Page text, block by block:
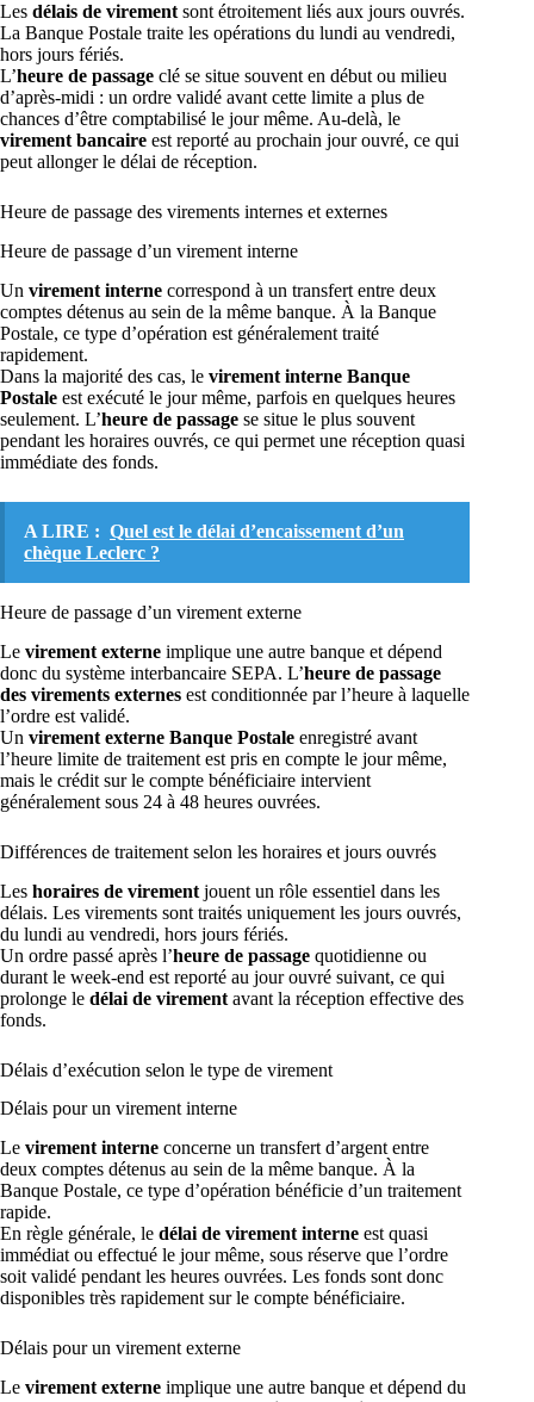
Les délais de virementsont étroitement liés aux jours ouvrés.
La Banque Postale traite les opérations du lundi au vendredi,
hors jours fériés.
L’heure de passage clé se situe souvent en début ou milieu
d’après-midi : un ordre validé avant cette limite a plus de
chances d’être comptabilisé le jour même. Au-delà, le
virement bancaire est reporté au prochain jour ouvré, ce qui
peut allonger le délai de réception.
Heure de passage des virements internes et externes
Heure de passage d’un virement interne
Un virement interne correspond à un transfert entre deux
comptes détenus au sein de la même banque. À la Banque
Postale, ce type d’opération est généralement traité
rapidement.
Dans la majorité des cas, le virement interne Banque
Postale est exécuté le jour même, parfois en quelques heures
seulement. L’heure de passage se situe le plus souvent
pendant les horaires ouvrés, ce qui permet une réception quasi
immédiate des fonds.
A LIRE : Quel est le délai d’encaissement d’un
chèque Leclerc ?
Heure de passage d’un virement externe
Le virement externe implique une autre banque et dépend
donc du système interbancaire SEPA. L’heure de passage
des virements externes est conditionnée par l’heure à laquelle
l’ordre est validé.
Un virement externe Banque Postale enregistré avant
l’heure limite de traitement est pris en compte le jour même,
mais le crédit sur le compte bénéficiaire intervient
généralement sous 24 à 48 heures ouvrées.
Différences de traitement selon les horaires et jours ouvrés
Les horaires de virement jouent un rôle essentiel dans les
délais. Les virements sont traités uniquement les jours ouvrés,
du lundi au vendredi, hors jours fériés.
Un ordre passé après l’heure de passage quotidienne ou
durant le week-end est reporté au jour ouvré suivant, ce qui
prolonge le délai de virement avant la réception effective des
fonds.
Délais d’exécution selon le type de virement
Délais pour un virement interne
Le virement interne concerne un transfert d’argent entre
deux comptes détenus au sein de la même banque. À la
Banque Postale, ce type d’opération bénéficie d’un traitement
rapide.
En règle générale, le délai de virement interne est quasi
immédiat ou effectué le jour même, sous réserve que l’ordre
soit validé pendant les heures ouvrées. Les fonds sont donc
disponibles très rapidement sur le compte bénéficiaire.
Délais pour un virement externe
Le virement externe implique une autre banque et dépend du